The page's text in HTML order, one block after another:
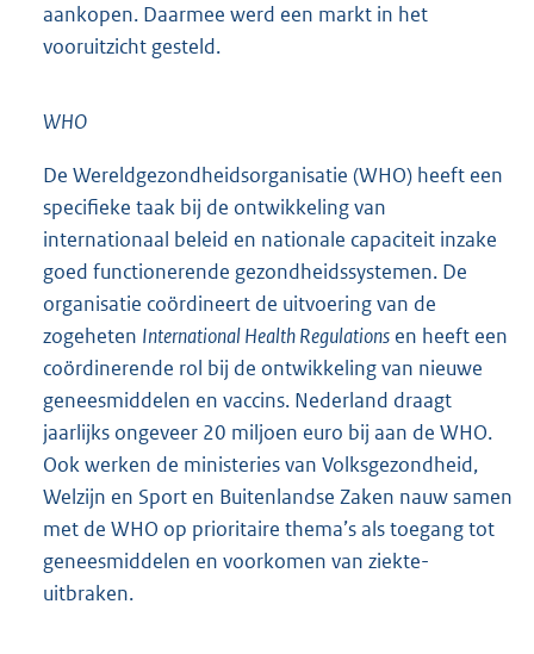
aankopen. Daarmee werd een markt in het
vooruitzicht gesteld.
WHO
De Wereldgezondheidsorganisatie (WHO) heeft een
specifieke taak bij de ontwikkeling van
internationaal beleid en nationale capaciteit inzake
goed functionerende gezondheidssystemen. De
organisatie coördineert de uitvoering van de
zogeheten International Health Regulations en heeft een
coördinerende rol bij de ontwikkeling van nieuwe
geneesmiddelen en vaccins. Nederland draagt
jaarlijks ongeveer 20 miljoen euro bij aan de WHO.
Ook werken de ministeries van Volksgezondheid,
Welzijn en Sport en Buitenlandse Zaken nauw samen
met de WHO op prioritaire thema’s als toegang tot
geneesmiddelen en voorkomen van ziekte-
uitbraken.